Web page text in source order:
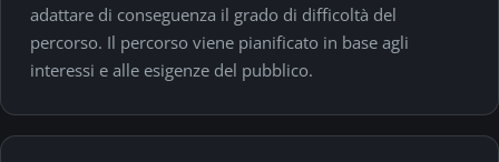
adattare di conseguenza il grado di difficoltà del
percorso. Il percorso viene pianificato in base agli
interessi e alle esigenze del pubblico.